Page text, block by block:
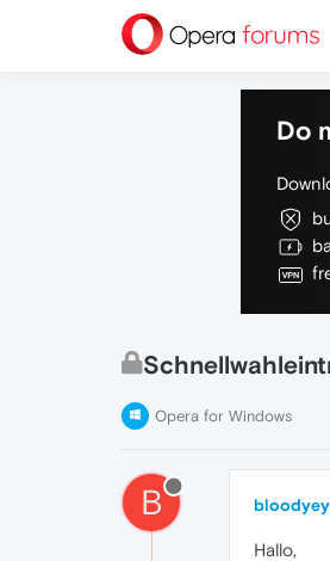
Do
Opera for Windows
B
Hallo,